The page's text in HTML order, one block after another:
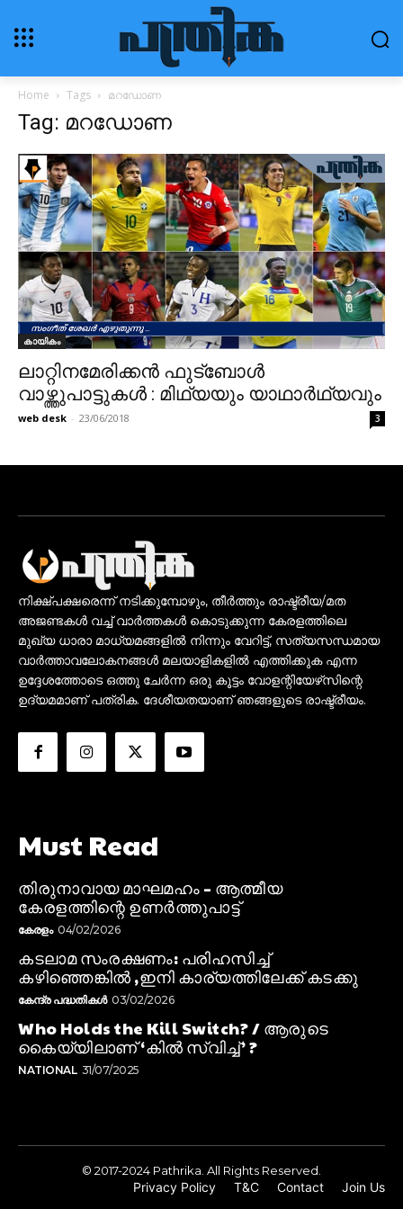
Home Tags മറഡോണ
Tag: മറഡോണ
കായികം
ലാറ്റിനമേരിക്കൻ ഫുട്ബോൾ
വാഴ്ത്തുപാട്ടുകൾ : മിഥ്യയും യാഥാർഥ്യവും
web desk - 23/06/2018 3
നിക്ഷ്പക്ഷരെന്ന് നടിക്കുമ്പോഴും, തീർത്തും രാഷ്ട്രീയ/മത
അജണ്ടകൾ വച്ച് വാർത്തകൾ കൊടുക്കുന്ന കേരളത്തിലെ
മുഖ്യ ധാരാ മാധ്യമങ്ങളിൽ നിന്നും വേറിട്ട്, സത്യസന്ധമായ
വാർത്താവലോകനങ്ങൾ മലയാളികളിൽ എത്തിക്കുക എന്ന
ഉദ്ദേശത്തോടെ ഒത്തു ചേർന്ന ഒരു കൂട്ടം വോളന്റിയേഴ്‌സിന്റെ
ഉദ്യമമാണ് പത്രിക. ദേശീയതയാണ് ഞങ്ങളുടെ രാഷ്ട്രീയം.
Must Read
തിരുനാവായ മാഘമഹം – ആത്മീയ
കേരളത്തിന്റെ ഉണർത്തുപാട്ട്
കേരളം 04/02/2026
കടലാമ സംരക്ഷണം: പരിഹസിച്ച്
കഴിഞ്ഞെങ്കിൽ ,ഇനി കാര്യത്തിലേക്ക് കടക്കു
കേന്ദ്ര പദ്ധതികൾ 03/02/2026
Who Holds the Kill Switch? / ആരുടെ
കൈയ്യിലാണ് ‘കിൽ സ്വിച്ച്’ ?
NATIONAL 31/07/2025
© 2017-2024 Pathrika. All Rights Reserved.
Privacy Policy T&C Contact Join Us